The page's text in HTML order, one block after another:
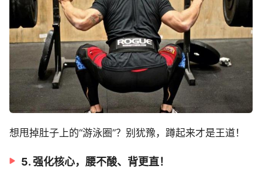
想甩掉肚子上的“游泳圈”？别犹豫，蹲起来才是王道！
5. 强化核心，腰不酸、背更直！